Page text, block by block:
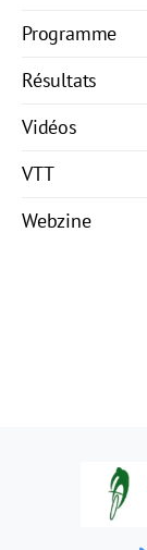
Programme
Résultats
Vidéos
VTT
Webzine